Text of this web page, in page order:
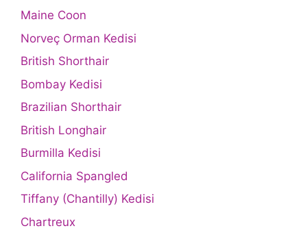
Maine Coon
Norveç Orman Kedisi
British Shorthair
Bombay Kedisi
Brazilian Shorthair
British Longhair
Burmilla Kedisi
California Spangled
Tiffany (Chantilly) Kedisi
Chartreux